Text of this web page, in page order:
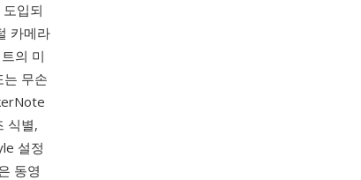
입되
카메라
의 미
무손
식별,
설정
동영